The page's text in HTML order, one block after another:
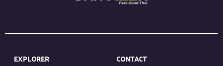
EXPLORER CONTACT